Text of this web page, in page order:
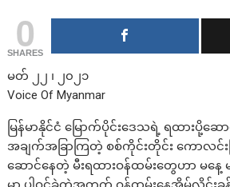
0
SHARES
မတ် ၂၂ ၊ ၂၀၂၁
Voice Of Myanmar
မြန်မာနိုင်ငံ မြောက်ပိုင်းဒေသရဲ့ ရထားပို့ဆေ
အချက်အခြာကြတဲ့ စစ်ကိုင်းတိုင်း ကောလင်း
ဆောင်နေတဲ့ မီးရထားဝန်ထမ်းတွေဟာ မနေ့